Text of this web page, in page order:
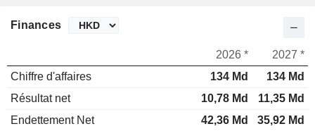
Finances
2026 *
2027 *
Chiffre d'affaires
134 Md
134 Md
Résultat net
10,78 Md
11,35 Md
Endettement Net
42,36 Md 35,92 Md